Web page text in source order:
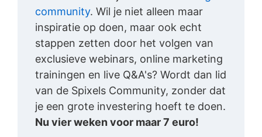
community. Wil je niet alleen maar
inspiratie op doen, maar ook echt
stappen zetten door het volgen van
exclusieve webinars, online marketing
trainingen en live Q&A's? Wordt dan lid
van de Spixels Community, zonder dat
je een grote investering hoeft te doen.
Nu vier weken voor maar 7 euro!